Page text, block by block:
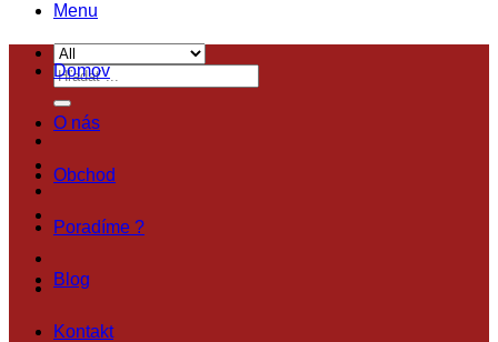
Menu
Hľadať:
Domov
O nás
Obchod
Poradíme ?
Blog
Kontakt